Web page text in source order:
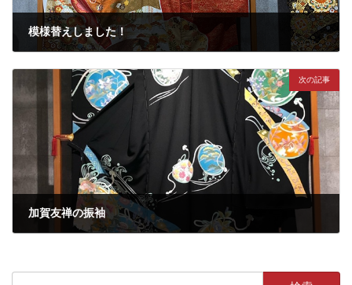
模様替えしました！
次の記事
加賀友禅の振袖
検